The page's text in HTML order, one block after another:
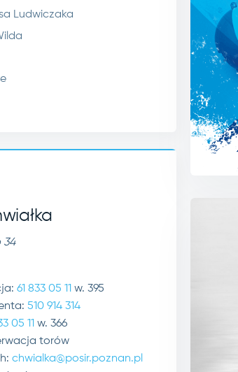
Ludwiczaka
34
61 833 05 11 w. 395
510 914 314
05 11 w. 366
torów
chwialka@posir.poznan.pl